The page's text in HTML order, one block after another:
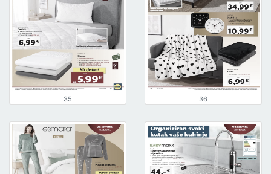
35 36